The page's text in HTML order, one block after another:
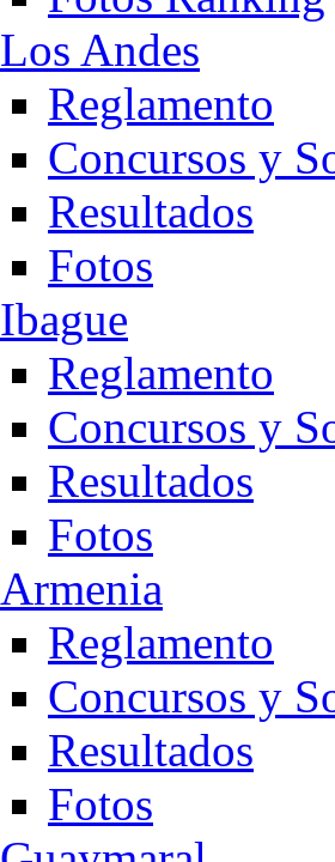
Los Andes
Reglamento
Concursos y
Resultados
Fotos
Ibague
Reglamento
Concursos y
Resultados
Fotos
Armenia
Reglamento
Concursos y
Resultados
Fotos